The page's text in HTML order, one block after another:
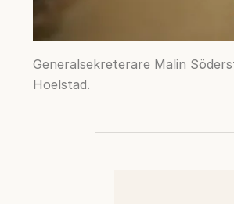
Generalsekreterare Malin
Hoelstad.